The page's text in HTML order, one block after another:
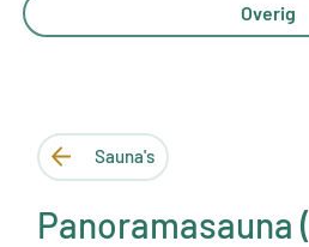
Overig
Sauna's
Panoramasauna